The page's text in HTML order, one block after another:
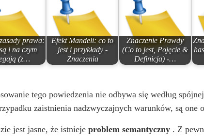
o
prawa:
i na czym
(z…
Efekt Mandeli: co to
jest i przykłady -
Znaczenia
Znaczenie Prawdy
(Co to jest, Pojęcie &
Definicja) -…
tego powiedzenia nie odbywa się według
zaistnienia nadzwyczajnych warunków, są one
jest jasne, że istniejeproblem semantyczny . Z